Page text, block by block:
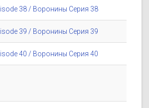
38 / Воронины Серия 38
39 / Воронины Серия 39
40 / Воронины Серия 40